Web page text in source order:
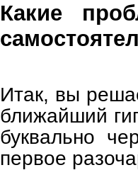
Какие
Итак, вы
ближайший
буквально
первое